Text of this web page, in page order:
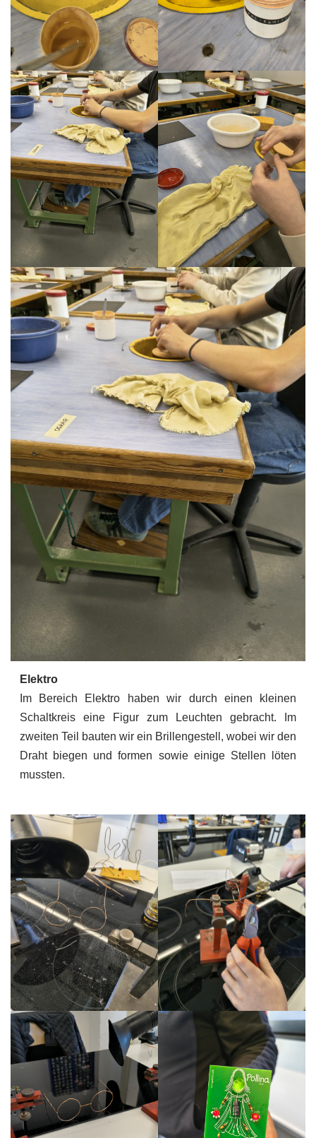
Elektro
Im Bereich Elektro haben wir durch einen kleinen
Schaltkreis eine Figur zum Leuchten gebracht. Im
zweiten Teil bauten wir ein Brillengestell, wobei wir den
Draht biegen und formen sowie einige Stellen löten
mussten.